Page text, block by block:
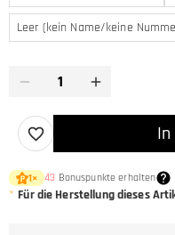
Leer (kein Name/keine
1× 43 Bonuspunkte erhalten
* Für die Herstellung dieses